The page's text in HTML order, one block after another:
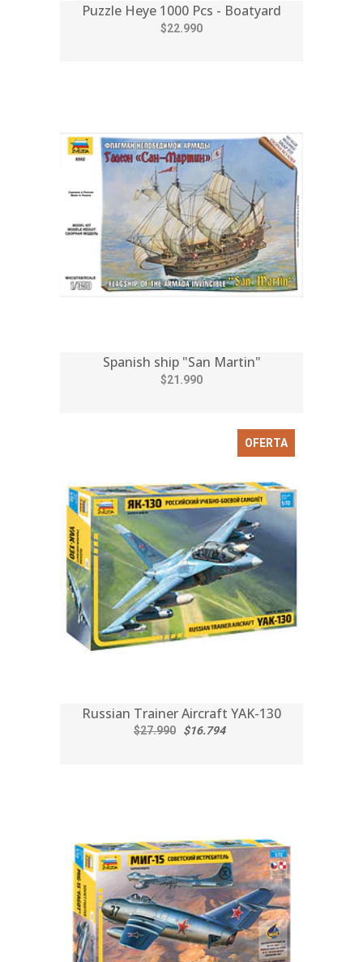
Puzzle Heye 1000 Pcs - Boatyard
$22.990
Spanish ship "San Martin"
$21.990
OFERTA
Russian Trainer Aircraft YAK-130
$27.990 $16.794